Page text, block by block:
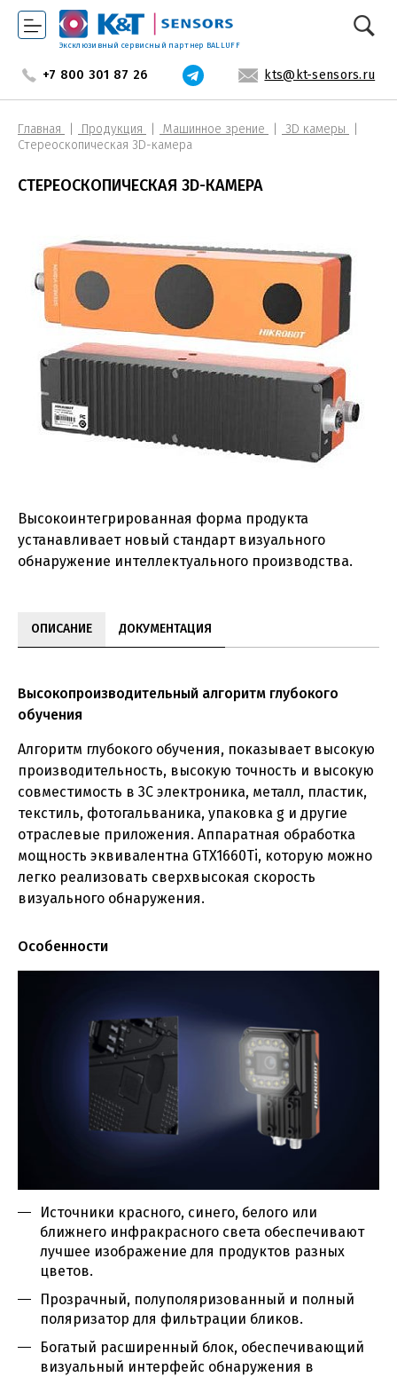
Эксклюзивный сервисный партнер BALLUFF
+7 800 301 87 26 kts@kt-sensors.ru
Главная Продукция Машинное зрение
3D камеры
Стереоскопическая 3D-камера
СТЕРЕОСКОПИЧЕСКАЯ 3D-КАМЕРА
Высокоинтегрированная форма продукта
устанавливает новый стандарт визуального
обнаружение интеллектуального производства.
ОПИСАНИЕ ДОКУМЕНТАЦИЯ
Высокопроизводительный алгоритм глубокого
обучения
Алгоритм глубокого обучения, показывает высокую
производительность, высокую точность и высокую
совместимость в 3C электроника, металл, пластик,
текстиль, фотогальваника, упаковка g и другие
отраслевые приложения. Аппаратная обработка
мощность эквивалентна GTX1660Ti, которую можно
легко реализовать сверхвысокая скорость
визуального обнаружения.
Особенности
Источники красного, синего, белого или
ближнего инфракрасного света обеспечивают
лучшее изображение для продуктов разных
цветов.
Прозрачный, полуполяризованный и полный
поляризатор для фильтрации бликов.
Богатый расширенный блок, обеспечивающий
визуальный интерфейс обнаружения в